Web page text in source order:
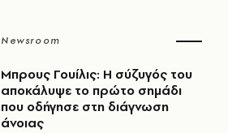
Newsroom
Μπρους Γουίλις: Η σύζυγός του
αποκάλυψε το πρώτο σημάδι
που οδήγησε στη διάγνωση
άνοιας